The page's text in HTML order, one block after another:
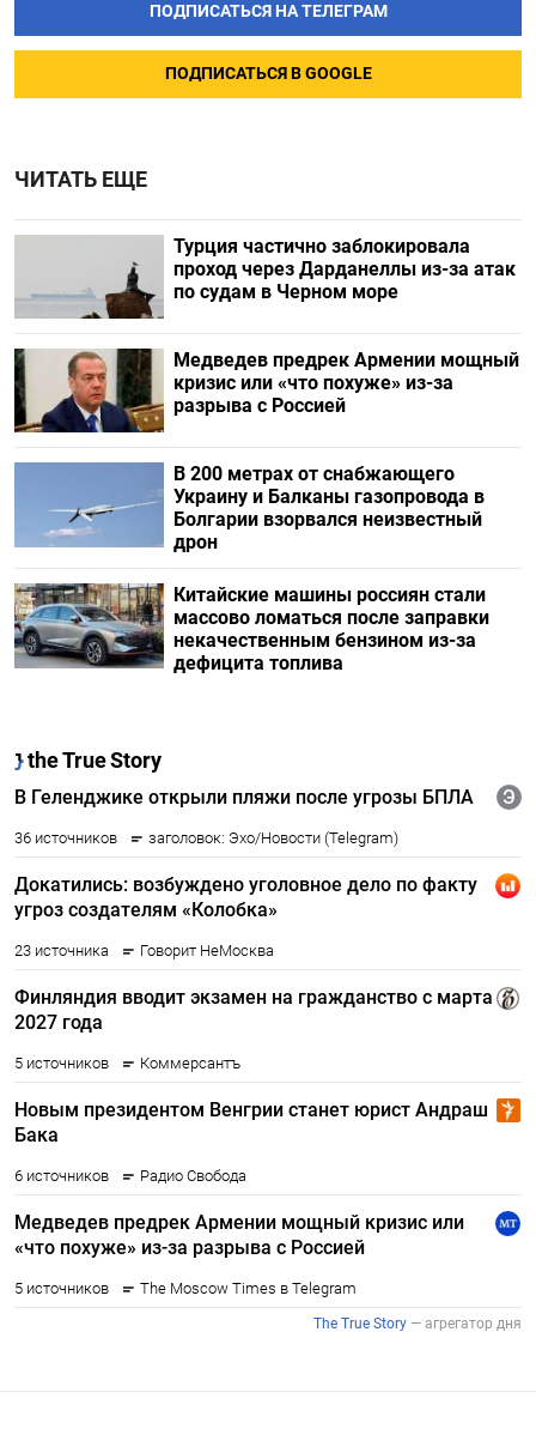
ПОДПИСАТЬСЯ НА ТЕЛЕГРАМ
ПОДПИСАТЬСЯ В GOOGLE
ЧИТАТЬ ЕЩЕ
Турция частично заблокировала
проход через Дарданеллы из-за атак
по судам в Черном море
Медведев предрек Армении мощный
кризис или «что похуже» из-за
разрыва с Россией
В 200 метрах от снабжающего
Украину и Балканы газопровода в
Болгарии взорвался неизвестный
дрон
Китайские машины россиян стали
массово ломаться после заправки
некачественным бензином из-за
дефицита топлива